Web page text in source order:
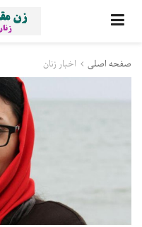
صفحه اصلی اخبار زنان